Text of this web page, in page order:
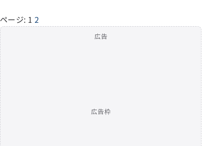
ページ: 1 2
広告
広告枠